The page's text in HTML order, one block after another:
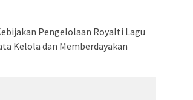
Pengelolaan Royalti Lagu
Kelola dan Memberdayakan